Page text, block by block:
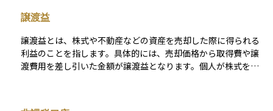
SA制度が始まり、「つみたて投資枠」と「成長投資枠」の2つ
を併用できる仕組みとなり、非課税期間も無期限化されまし
た。年間の投資枠や口座の開設先は決められており、原則とし
て1人1口座しか持てません。NISAは投資初心者にも利用しやす
い制度として広く普及しており、長期的な資産形成を支援する
譲渡益
譲渡益とは、株式や不動産などの資産を売却した際に得られる
利益のことを指します。具体的には、売却価格から取得費や譲
渡費用を差し引いた金額が譲渡益となります。個人が株式を売